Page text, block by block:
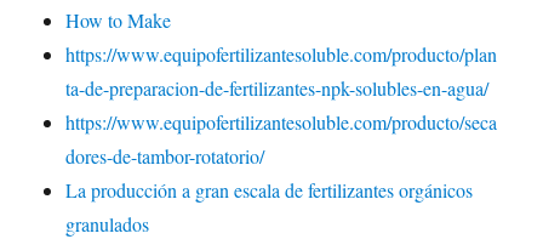
How to Make
https://www.equipofertilizantesoluble.com/producto/plan
ta-de-preparacion-de-fertilizantes-npk-solubles-en-agua/
https://www.equipofertilizantesoluble.com/producto/seca
dores-de-tambor-rotatorio/
La producción a gran escala de fertilizantes orgánicos
granulados